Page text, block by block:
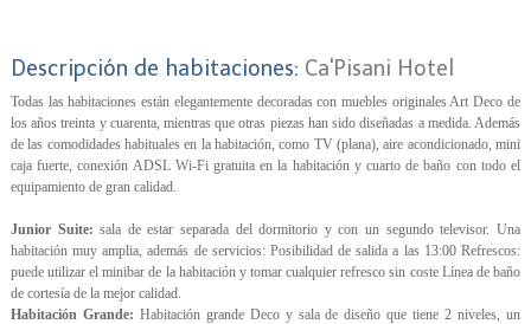
Descripción de habitaciones: Ca'Pisani Hotel
Todas las habitaciones están elegantemente decoradas con muebles originales Art Deco de
los años treinta y cuarenta, mientras que otras piezas han sido diseñadas a medida. Además
de las comodidades habituales en la habitación, como TV (plana), aire acondicionado, mini
caja fuerte, conexión ADSL Wi-Fi gratuita en la habitación y cuarto de baño con todo el
equipamiento de gran calidad.
Junior Suite:sala de estar separada del dormitorio y con un segundo televisor. Una
habitación muy amplia, además de servicios: Posibilidad de salida a las 13:00 Refrescos:
puede utilizar el minibar de la habitación y tomar cualquier refresco sin coste Línea de baño
de cortesía de la mejor calidad.
Habitación Grande: Habitación grande Deco y sala de diseño que tiene 2 niveles, un